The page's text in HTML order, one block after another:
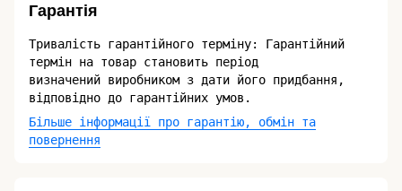
Гарантія
Тривалість гарантійного терміну: Гарантійний
термін на товар становить період
визначений виробником з дати його придбання,
відповідно до гарантійних умов.
Більше інформації про гарантію, обмін та
повернення